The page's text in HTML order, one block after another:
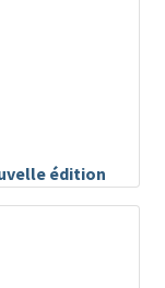
édition